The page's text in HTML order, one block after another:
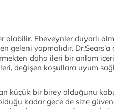
olabilir. Ebeveynler duyarlı
geleni yapmalıdır.
daha ileri bir anlam
değişen koşullara uyum
küçük bir birey olduğunu
kadar gece de size